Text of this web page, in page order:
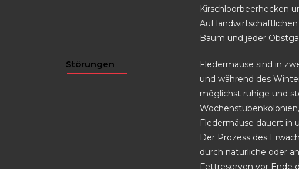
Kirschloorbeerhecken
Auf
Baum und jeder
Störungen
Fledermäuse sind in
und während des
möglichst ruhige und
Fledermäuse dauert in
Der Prozess des
durch natürliche oder
Fettreserven vor Ende